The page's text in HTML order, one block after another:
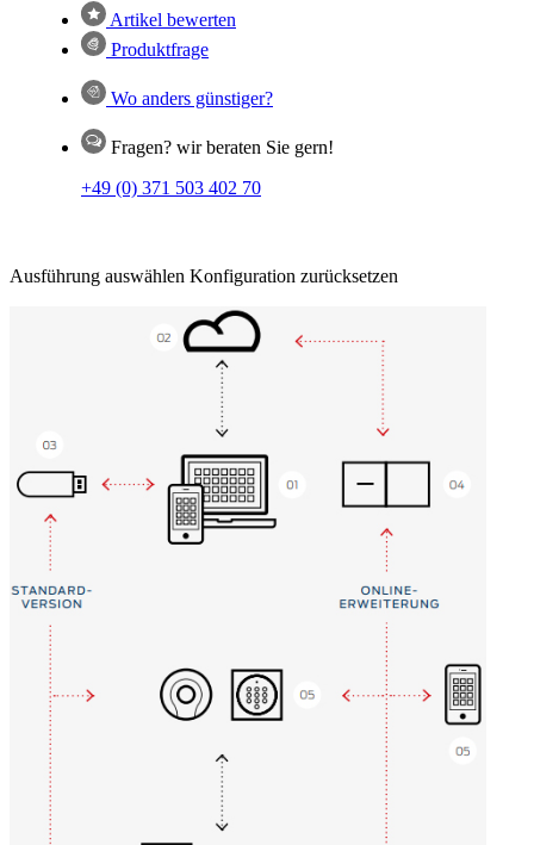
Artikel bewerten
Produktfrage
Wo anders günstiger?
Fragen? wir beraten Sie gern!
+49 (0) 371 503 402 70
Ausführung auswählen Konfiguration zurücksetzen